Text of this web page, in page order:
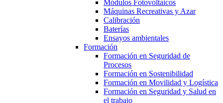
Módulos Fotovoltaicos
Máquinas Recreativas y Azar
Calibración
Baterías
Ensayos ambientales
Formación
Formación en Seguridad de
Procesos
Formación en Sostenibilidad
Formación en Movilidad y Logística
Formación en Seguridad y Salud en
el trabajo